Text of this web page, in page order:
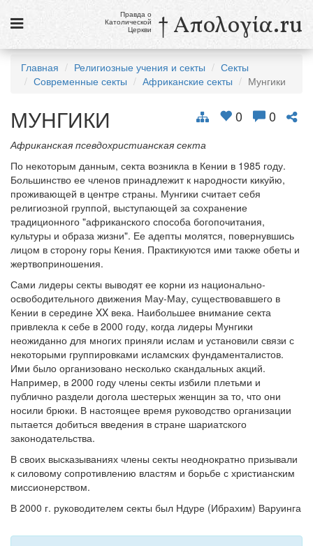
Новости
Католики в России
Галерея
Викторины
Ссылки
Религиозные учения и секты, справочник
7 августа
Св. Каэтан, священник
см. календарь
Обратная связь
mail@apologia.ru
Отправить сообщение
Вход
Правда о
Католической
Церкви † Απολογία.ru
Главная Религиозные учения и секты
Секты
Современные секты
Африканские секты Мунгики
0 0
МУНГИКИ
Африканская псевдохристианская секта
По некоторым данным, секта возникла в Кении в 1985 году.
Большинство ее членов принадлежит к народности кикуйю,
проживающей в центре страны. Мунгики считает себя
религиозной группой, выступающей за сохранение
традиционного "африканского способа богопочитания,
культуры и образа жизни". Ее адепты молятся, повернувшись
лицом в сторону горы Кения. Практикуются ими также обеты и
жертвоприношения.
Сами лидеры секты выводят ее корни из национально-
освободительного движения Мау-Мау, существовавшего в
Кении в середине XX века. Наибольшее внимание секта
привлекла к себе в 2000 году, когда лидеры Мунгики
неожиданно для многих приняли ислам и установили связи с
некоторыми группировками исламских фундаменталистов.
Ими было организовано несколько скандальных акций.
Например, в 2000 году члены секты избили плетьми и
публично раздели догола шестерых женщин за то, что они
носили брюки. В настоящее время руководство организации
пытается добиться введения в стране шариатского
законодательства.
В своих высказываниях члены секты неоднократно призывали
к силовому сопротивлению властям и борьбе с христианским
миссионерством.
В 2000 г. руководителем секты был Ндуре (Ибрахим) Варуинга